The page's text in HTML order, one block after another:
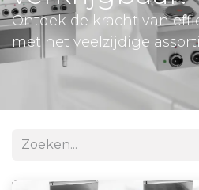
Ontdek de kracht van
met het veelzijdige